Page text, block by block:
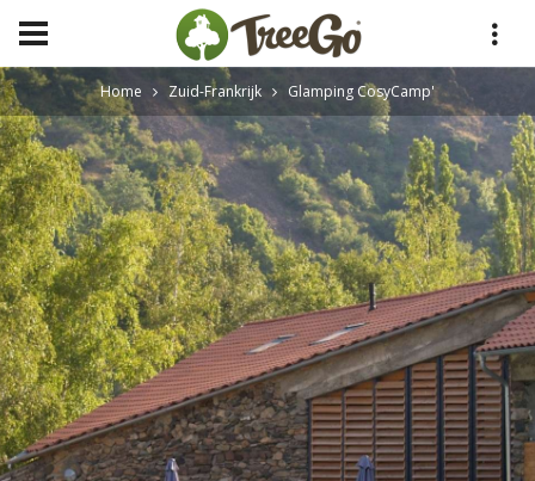
Home Zuid-Frankrijk Glamping CosyCamp'